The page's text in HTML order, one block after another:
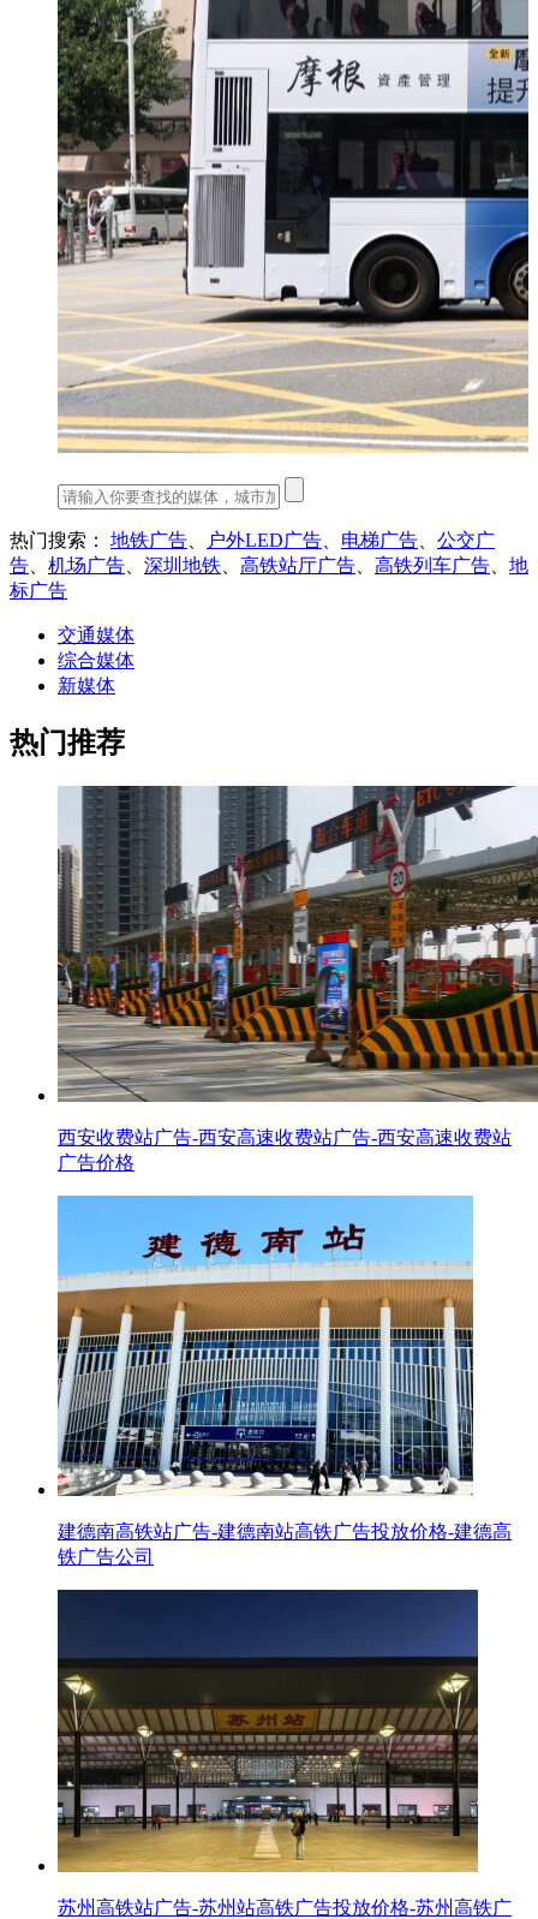
热门搜索： 地铁广告 户外LED广告 电梯广告
公交广
告
机场广告 深圳地铁 高铁站厅广告 高铁列车广告
地
标广告
交通媒体
综合媒体
新媒体
热门推荐
西安收费站广告-西安高速收费站广告-西安高速收费站
广告价格
建德南高铁站广告-建德南站高铁广告投放价格-建德高
铁广告公司
苏州高铁站广告-苏州站高铁广告投放价格-苏州高铁广